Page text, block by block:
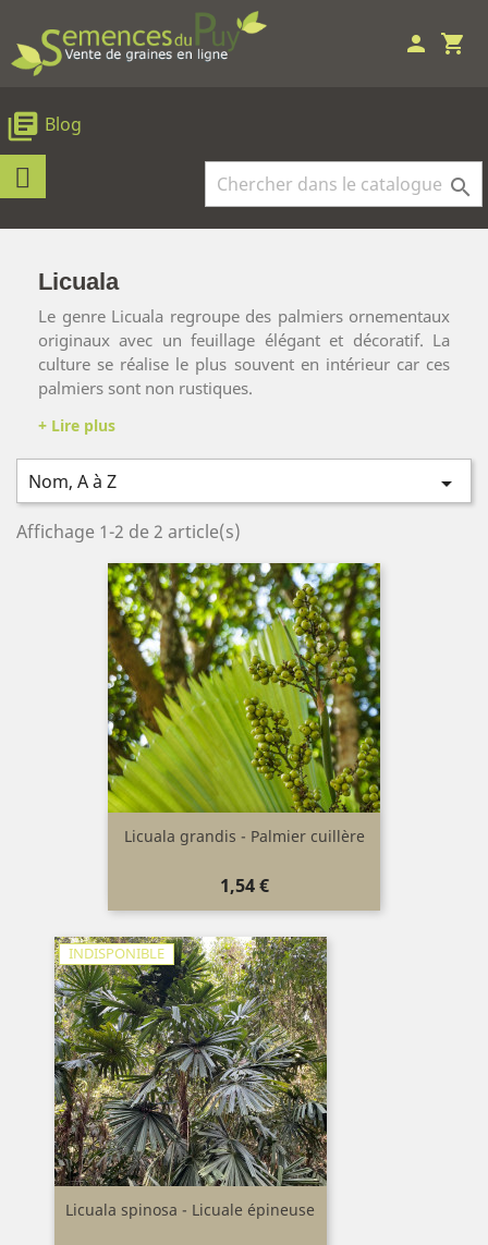
shopping_cart
person
library_books Blog

Licuala
Le genre Licuala regroupe des palmiers ornementaux
originaux avec un feuillage élégant et décoratif. La
culture se réalise le plus souvent en intérieur car ces
palmiers sont non rustiques.
Nom, A à Z 
Affichage 1-2 de 2 article(s)
Licuala grandis - Palmier cuillère
Prix
1,54 €
INDISPONIBLE
Licuala spinosa - Licuale épineuse